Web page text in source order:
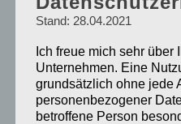
Stand: 28.04.2021
Ich freue mich sehr über
Unternehmen. Eine
grundsätzlich ohne jede
personenbezogener
betroffene Person